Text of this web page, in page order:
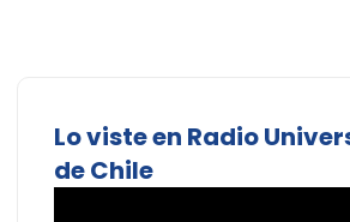
Lo viste en Radio
de Chile